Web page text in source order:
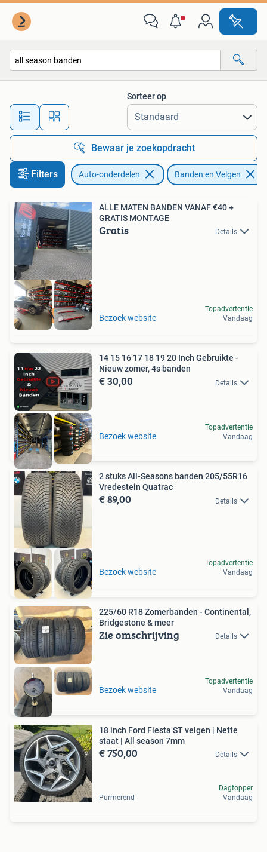
Alle afstanden…
Sorteer op
Bewaar je zoekopdracht
Filters Auto-onderdelen Banden en Velgen
GRATIS MONTAGE
ALLE MATEN BANDEN VANAF €40 +
GRATIS MONTAGE
Gratis Details
Bezoek website
Topadvertentie
Vandaag
14 15 16 17 18 19 20 Inch Gebruikte -
Nieuw zomer, 4s banden
€ 30,00 Details
Bezoek website
Topadvertentie
Vandaag
2 stuks All-Seasons banden 205/55R16
Vredestein Quatrac
€ 89,00 Details
Bezoek website
Topadvertentie
Vandaag
225/60 R18 Zomerbanden - Continental,
Bridgestone & meer
Zie omschrijving Details
Bezoek website
Topadvertentie
Vandaag
18 inch Ford Fiesta ST velgen | Nette
staat | All season 7mm
€ 750,00 Details
Purmerend
Dagtopper
Vandaag